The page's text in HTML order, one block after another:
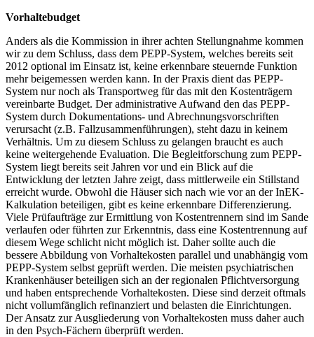
Vorhaltebudget
Anders als die Kommission in ihrer achten Stellungnahme kommen
wir zu dem Schluss, dass dem PEPP-System, welches bereits seit
2012 optional im Einsatz ist, keine erkennbare steuernde Funktion
mehr beigemessen werden kann. In der Praxis dient das PEPP-
System nur noch als Transportweg für das mit den Kostenträgern
vereinbarte Budget. Der administrative Aufwand den das PEPP-
System durch Dokumentations- und Abrechnungsvorschriften
verursacht (z.B. Fallzusammenführungen), steht dazu in keinem
Verhältnis. Um zu diesem Schluss zu gelangen braucht es auch
keine weitergehende Evaluation. Die Begleitforschung zum PEPP-
System liegt bereits seit Jahren vor und ein Blick auf die
Entwicklung der letzten Jahre zeigt, dass mittlerweile ein Stillstand
erreicht wurde. Obwohl die Häuser sich nach wie vor an der InEK-
Kalkulation beteiligen, gibt es keine erkennbare Differenzierung.
Viele Prüfaufträge zur Ermittlung von Kostentrennern sind im Sande
verlaufen oder führten zur Erkenntnis, dass eine Kostentrennung auf
diesem Wege schlicht nicht möglich ist. Daher sollte auch die
bessere Abbildung von Vorhaltekosten parallel und unabhängig vom
PEPP-System selbst geprüft werden. Die meisten psychiatrischen
Krankenhäuser beteiligen sich an der regionalen Pflichtversorgung
und haben entsprechende Vorhaltekosten. Diese sind derzeit oftmals
nicht vollumfänglich refinanziert und belasten die Einrichtungen.
Der Ansatz zur Ausgliederung von Vorhaltekosten muss daher auch
in den Psych-Fächern überprüft werden.